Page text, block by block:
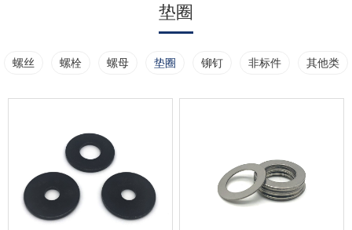
垫圈
螺丝 螺栓 螺母 垫圈 铆钉 非标件 其他类